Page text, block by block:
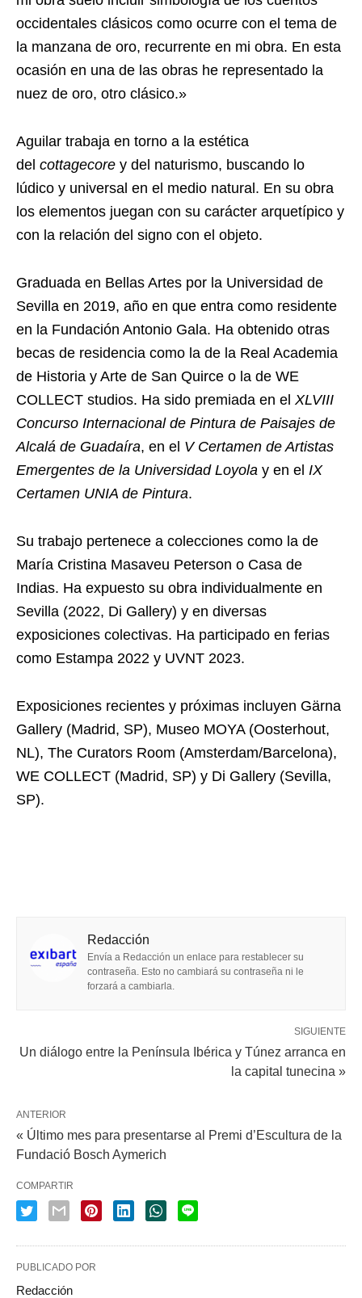
occidentales clásicos como ocurre con el tema de
la manzana de oro, recurrente en mi obra. En esta
ocasión en una de las obras he representado la
nuez de oro, otro clásico.»
Aguilar trabaja en torno a la estética
del cottagecore y del naturismo, buscando lo
lúdico y universal en el medio natural. En su obra
los elementos juegan con su carácter arquetípico y
con la relación del signo con el objeto.
Graduada en Bellas Artes por la Universidad de
Sevilla en 2019, año en que entra como residente
en la Fundación Antonio Gala. Ha obtenido otras
becas de residencia como la de la Real Academia
de Historia y Arte de San Quirce o la de WE
COLLECT studios. Ha sido premiada en el XLVIII
Concurso Internacional de Pintura de Paisajes de
Alcalá de Guadaíra, en el V Certamen de Artistas
Emergentes de la Universidad Loyola y en el IX
Certamen UNIA de Pintura.
Su trabajo pertenece a colecciones como la de
María Cristina Masaveu Peterson o Casa de
Indias. Ha expuesto su obra individualmente en
Sevilla (2022, Di Gallery) y en diversas
exposiciones colectivas. Ha participado en ferias
como Estampa 2022 y UVNT 2023.
Exposiciones recientes y próximas incluyen Gärna
Gallery (Madrid, SP), Museo MOYA (Oosterhout,
NL), The Curators Room (Amsterdam/Barcelona),
WE COLLECT (Madrid, SP) y Di Gallery (Sevilla,
SP).
Redacción
Envía a Redacción un enlace para restablecer su
contraseña. Esto no cambiará su contraseña ni le
forzará a cambiarla.
SIGUIENTE
Un diálogo entre la Península Ibérica y Túnez arranca en
la capital tunecina »
ANTERIOR
« Último mes para presentarse al Premi d’Escultura de la
Fundació Bosch Aymerich
COMPARTIR
PUBLICADO POR
Redacción